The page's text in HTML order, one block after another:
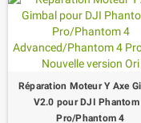
Réparation Moteur Y Axe
V2.0 pour DJI Phantom
Pro/Phantom 4